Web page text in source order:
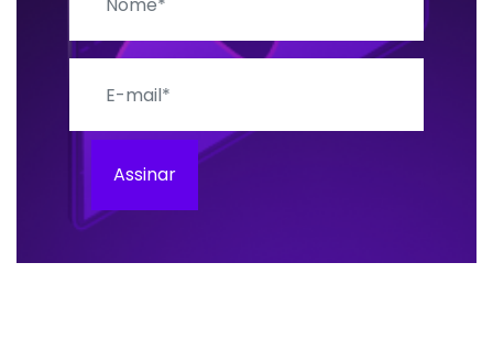
Assinar